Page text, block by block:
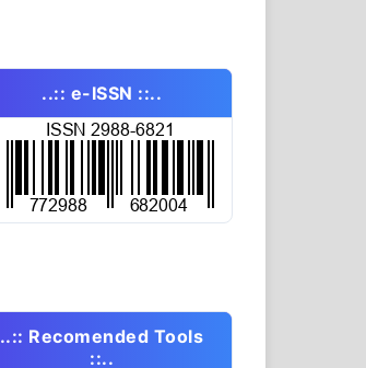
..:: e-ISSN ::..
..:: Recomended Tools
::..